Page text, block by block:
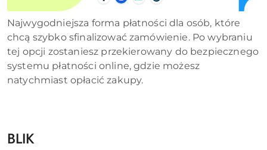
Najwygodniejsza forma płatności dla osób, które
chcą szybko sfinalizować zamówienie. Po wybraniu
tej opcji zostaniesz przekierowany do bezpiecznego
systemu płatności online, gdzie możesz
natychmiast opłacić zakupy.
BLIK